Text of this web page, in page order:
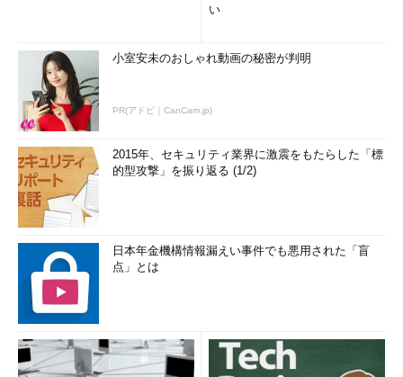
い
小室安未のおしゃれ動画の秘密が判明
PR(アドビ｜CanCam.jp)
2015年、セキュリティ業界に激震をもたらした「標
的型攻撃」を振り返る (1/2)
日本年金機構情報漏えい事件でも悪用された「盲
点」とは